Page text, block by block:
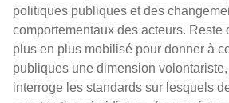
politiques publiques et des
comportementaux des acteurs. Reste
plus en plus mobilisé pour donner à
publiques une dimension
interroge les standards sur lesquels